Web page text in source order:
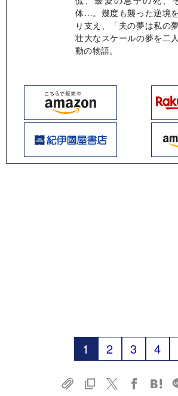
体…。幾度も襲った逆境
り支え、「夫の夢は私の
壮大なスケールの夢を二
動の物語。
1 2 3 4